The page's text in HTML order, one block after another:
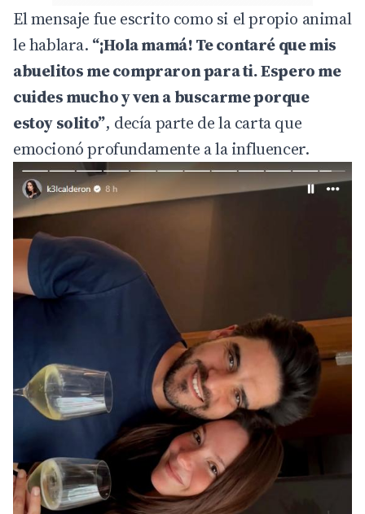
El mensaje fue escrito como si el propio animal
le hablara. “¡Hola mamá! Te contaré que mis
abuelitos me compraron para ti. Espero me
cuides mucho y ven a buscarme porque
estoy solito”, decía parte de la carta que
emocionó profundamente a la influencer.